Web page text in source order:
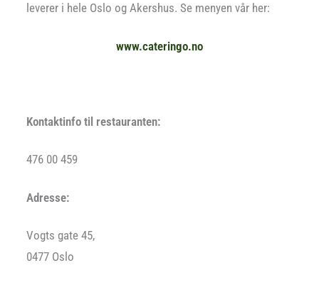
leverer i hele Oslo og Akershus. Se menyen vår her:
www.cateringo.no
Kontaktinfo til restauranten:
476 00 459
Adresse:
Vogts gate 45,
0477 Oslo